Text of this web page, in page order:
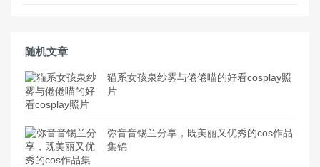
随机文章
猫系女孩泉纱雾与倦倦喵的好看cosplay照
片
弥音音锡兰分享，既美丽又优秀的cos作品
集锦